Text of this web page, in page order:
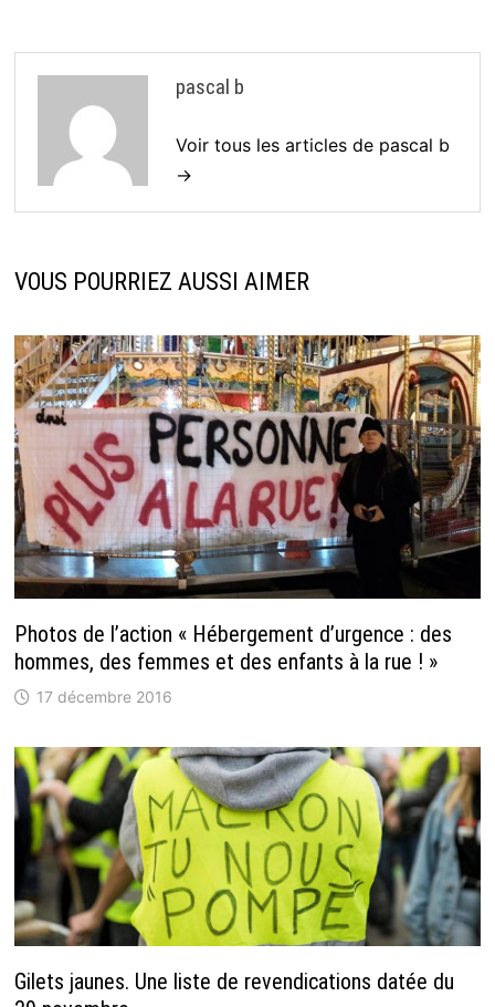
pascal b
Voir tous les articles de pascal b
→
VOUS POURRIEZ AUSSI AIMER
Photos de l’action « Hébergement d’urgence : des
hommes, des femmes et des enfants à la rue ! »
17 décembre 2016
Gilets jaunes. Une liste de revendications datée du